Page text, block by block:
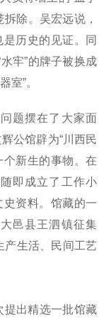
除。吴宏远说，
历史的见证。同
牢”的牌子被换成
室”。
题摆在了大家面
公馆辟为“川西民
个新生的事物。在
即成立了工作小
资料。馆藏的一
邑县王泗镇征集
产生活、民间工艺
提出精选一批馆藏